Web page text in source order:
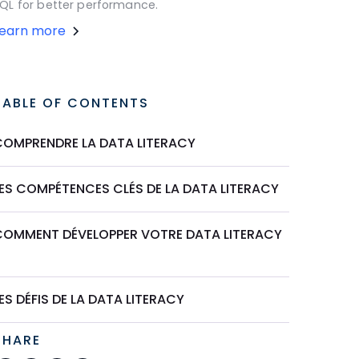
for better performance.
more
OF CONTENTS
LA DATA LITERACY
COMPÉTENCES CLÉS DE LA DATA LITERACY
DÉVELOPPER VOTRE DATA LITERACY
DÉFIS DE LA DATA LITERACY